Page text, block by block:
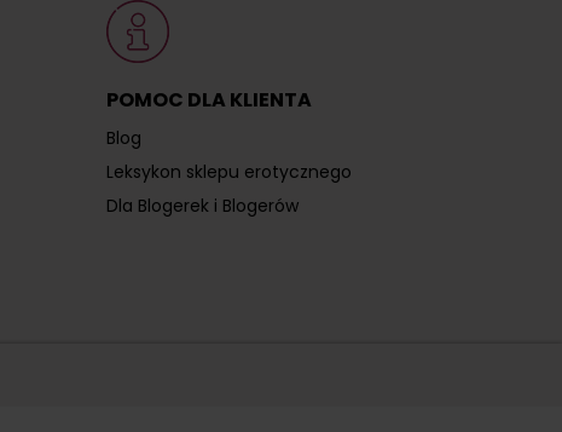
POMOC DLA KLIENTA
Blog
Leksykon sklepu erotycznego
Dla Blogerek i Blogerów